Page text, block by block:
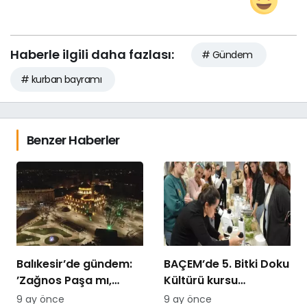
Haberle ilgili daha fazlası:
# Gündem
# kurban bayramı
Benzer Haberler
Balıkesir’de gündem:
’Zağnos Paşa mı,
İsmet Paşa mı
9 ay önce
BAÇEM’de 5. Bitki Doku
Kültürü kursu
tamamlandı
9 ay önce